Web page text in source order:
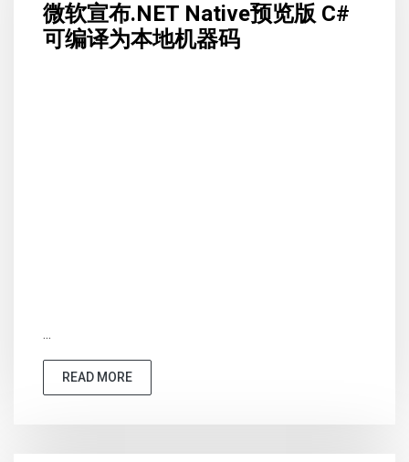
微软宣布.NET Native预览版 C#
可编译为本地机器码
...
READ MORE